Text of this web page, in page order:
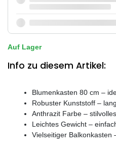
Auf Lager
Info zu diesem Artikel:
Blumenkasten 80 cm –
Robuster Kunststoff –
Anthrazit Farbe –
Leichtes Gewicht –
Vielseitiger Balkonkasten